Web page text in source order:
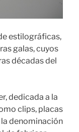
estilográficas,
galas, cuyos
décadas del
dedicada a la
clips, placas
la denominación